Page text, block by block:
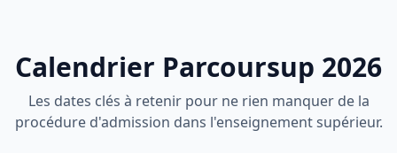
Calendrier Parcoursup 2026
Les dates clés à retenir pour ne rien manquer de la
procédure d'admission dans l'enseignement supérieur.